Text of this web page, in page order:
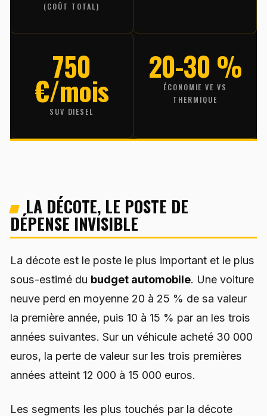
(COÛT TOTAL)
750
€/mois
SUV DIESEL
20-30 %
ÉCONOMIE VE VS
THERMIQUE
LA DÉCOTE, LE POSTE DE
DÉPENSE INVISIBLE
La décote est le poste le plus important et le plus
sous-estimé du budget automobile. Une voiture
neuve perd en moyenne 20 à 25 % de sa valeur
la première année, puis 10 à 15 % par an les trois
années suivantes. Sur un véhicule acheté 30 000
euros, la perte de valeur sur les trois premières
années atteint 12 000 à 15 000 euros.
Les segments les plus touchés par la décote